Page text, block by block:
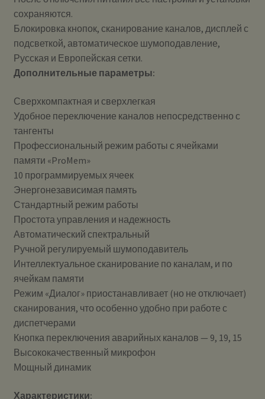
сохраняются.
Блокировка кнопок, сканирование каналов, дисплей с
подсветкой, автоматическое шумоподавление,
Русская и Европейская сетки.
Дополнительные параметры:
Сверхкомпактная и сверхлегкая
Удобное переключение каналов непосредственно с
тангенты
Профессиональный режим работы с ячейками
памяти «ProMem»
10 программируемых ячеек
Энергонезависимая память
Стандартный режим работы
Простота управления и надежность
Автоматический спектральный
Ручной регулируемый шумоподавитель
Интеллектуальное сканирование по каналам, и по
ячейкам памяти
Режим «Диалог» приостанавливает (но не отключает)
сканирования, что особенно удобно при работе с
диспетчерами
Кнопка переключения аварийных каналов — 9, 19, 15
Высококачественный микрофон
Мощный динамик
Характеристики: